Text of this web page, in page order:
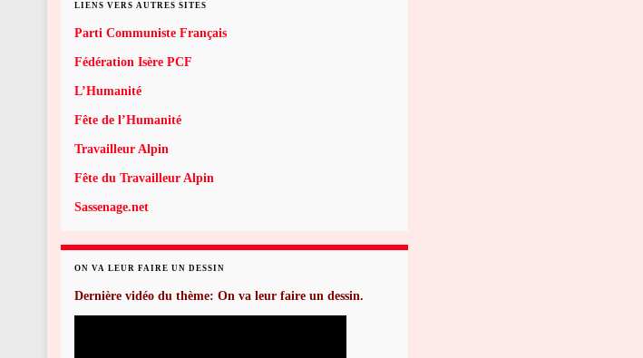
LIENS VERS AUTRES SITES
Parti Communiste Français
Fédération Isère PCF
L’Humanité
Fête de l’Humanité
Travailleur Alpin
Fête du Travailleur Alpin
Sassenage.net
ON VA LEUR FAIRE UN DESSIN
Dernière vidéo du thème: On va leur faire un dessin.